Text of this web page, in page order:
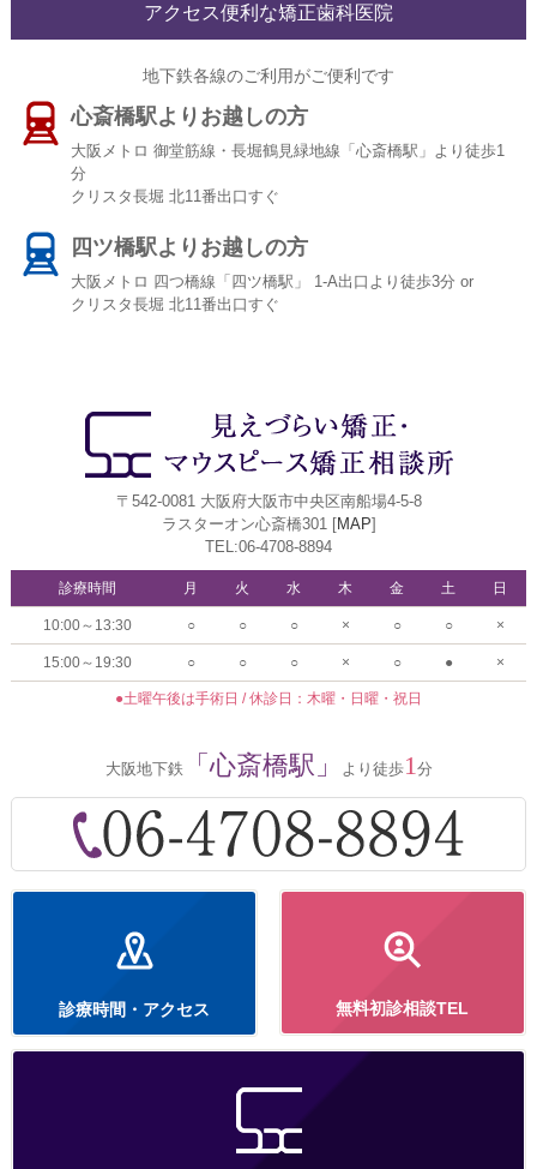
アクセス便利な矯正歯科医院
地下鉄各線のご利用がご便利です
心斎橋駅よりお越しの方
大阪メトロ 御堂筋線・長堀鶴見緑地線「心斎橋駅」より徒歩1
分
クリスタ長堀 北11番出口すぐ
四ツ橋駅よりお越しの方
大阪メトロ 四つ橋線「四ツ橋駅」 1-A出口より徒歩3分 or
クリスタ長堀 北11番出口すぐ
〒542-0081 大阪府大阪市中央区南船場4-5-8
ラスターオン心斎橋301 [MAP]
TEL:06-4708-8894
診療時間 月 火 水 木 金 土 日
10:00～13:30 ○ ○ ○ × ○ ○ ×
15:00～19:30 ○ ○ ○ × ○ ● ×
●土曜午後は手術日 / 休診日：木曜・日曜・祝日
大阪地下鉄 「心斎橋駅」 より徒歩1 分
診療時間・アクセス 無料初診相談TEL